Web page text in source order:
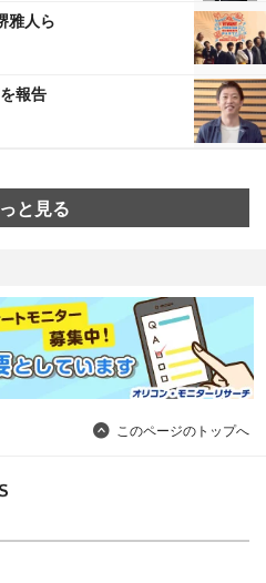
雅人ら
報告
と見る
このページのトップへ